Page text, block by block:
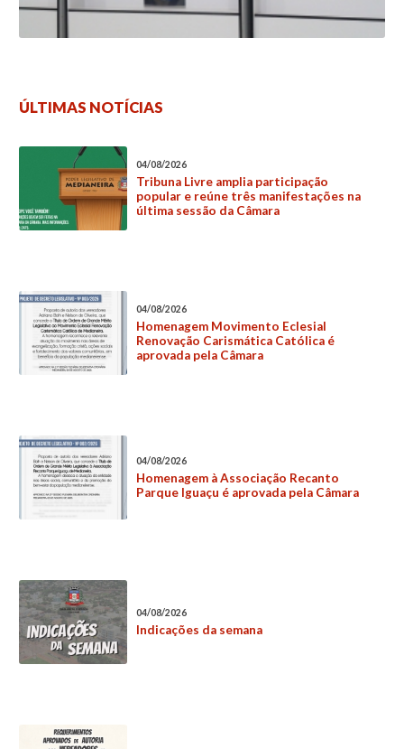
ÚLTIMAS NOTÍCIAS
04/08/2026
Tribuna Livre amplia participação
popular e reúne três manifestações na
última sessão da Câmara
04/08/2026
Homenagem Movimento Eclesial
Renovação Carismática Católica é
aprovada pela Câmara
04/08/2026
Homenagem à Associação Recanto
Parque Iguaçu é aprovada pela Câmara
04/08/2026
Indicações da semana